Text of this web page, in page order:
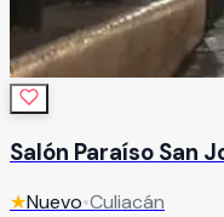
Salón Paraíso San
★Nuevo•Culiacán